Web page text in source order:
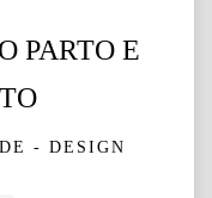
PARTO E
- DESIGN